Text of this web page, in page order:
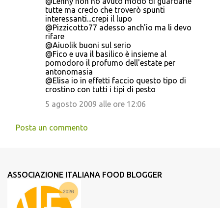
tutte ma credo che troverò spunti
interessanti...crepi il lupo
@Pizzicotto77 adesso anch'io ma li devo
rifare
@Aiuolik buoni sul serio
@Fico e uva il basilico è insieme al
pomodoro il profumo dell'estate per
antonomasia
@Elisa io in effetti faccio questo tipo di
crostino con tutti i tipi di pesto
5 agosto 2009 alle ore 12:06
Posta un commento
ASSOCIAZIONE ITALIANA FOOD BLOGGER